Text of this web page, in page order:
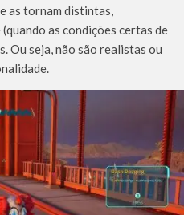
as tornam distintas,
as condições certas de
Ou seja, não são realistas ou